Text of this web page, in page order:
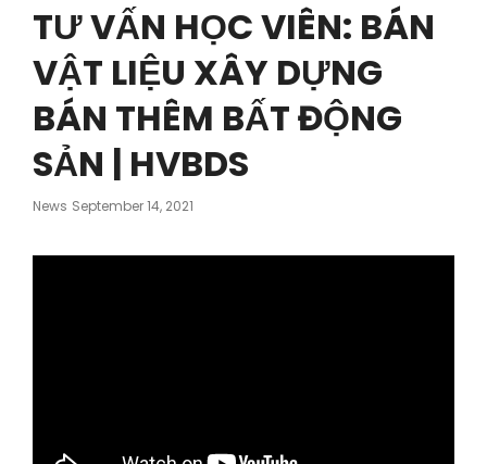
TƯ VẤN HỌC VIÊN: BÁN
VẬT LIỆU XÂY DỰNG
BÁN THÊM BẤT ĐỘNG
SẢN | HVBDS
News Posted
September 14, 2021